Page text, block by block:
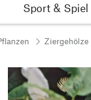
Sport & Spiel
Ziergehölze